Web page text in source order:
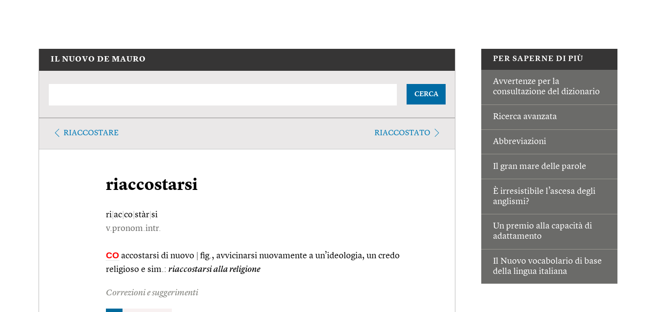
PER SAPERNE DI PIÙ
Avvertenze per la
consultazione del dizionario
Ricerca avanzata
Abbreviazioni
Il gran mare delle parole
È irresistibile l’ascesa degli
anglismi?
Un premio alla capacità di
adattamento
Il Nuovo vocabolario di base
della lingua italiana
IL NUOVO DE MAURO
CERCA
RIACCOSTARE RIACCOSTATO
riaccostarsi
ri ac co stàr si
v.pronom.intr.
CO accostarsi di nuovo
fig., avvicinarsi nuovamente a un’ideologia, un credo
religioso e sim.: riaccostarsi alla religione
Correzioni e suggerimenti